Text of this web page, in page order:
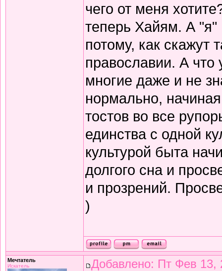
чего от меня
теперь Хайям. А "я"
потому, как скажут
православии. А что
многие даже и не
нормально,
тостов во все
единства с одной
культурой быта
долгого сна и
и прозрений.
)
Мечтатель
Искатель Добавлено: Пт Фев 13,